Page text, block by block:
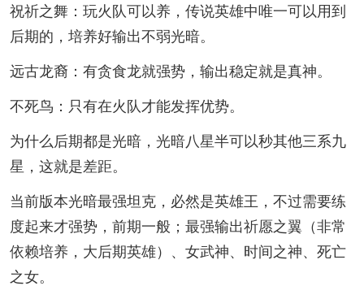
祝祈之舞：玩火队可以养，传说英雄中唯一可以用到
后期的，培养好输出不弱光暗。
远古龙裔：有贪食龙就强势，输出稳定就是真神。
不死鸟：只有在火队才能发挥优势。
为什么后期都是光暗，光暗八星半可以秒其他三系九
星，这就是差距。
当前版本光暗最强坦克，必然是英雄王，不过需要练
度起来才强势，前期一般；最强输出祈愿之翼（非常
依赖培养，大后期英雄）、女武神、时间之神、死亡
之女。